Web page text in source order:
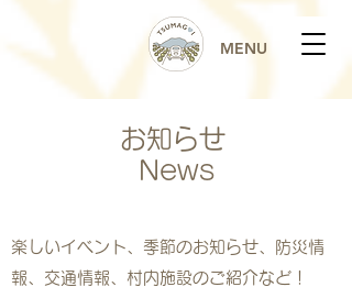
MENU
お知らせ
News
楽しいイベント、季節のお知らせ、防災情
報、交通情報、村内施設のご紹介など！